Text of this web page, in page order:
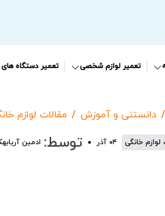
تعمیر لوازم شخصی تعمیر دستگاه
دانستنی و آموزش مقالات لوازم
لوازم خانگی ۰۴ آذر توسط: ادمین